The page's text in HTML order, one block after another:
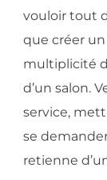
vouloir tout
que créer
multiplicité
d’un salon.
service,
se
retienne